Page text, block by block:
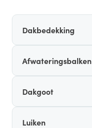
Dakbedekking
Afwateringsbalken
Dakgoot
Luiken